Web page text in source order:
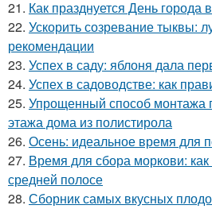
21. Как празднуется День города
22. Ускорить созревание тыквы:
рекомендации
23. Успех в саду: яблоня дала
24. Успех в садоводстве: как
25. Упрощенный способ монтажа
этажа дома из полистирола
26. Осень: идеальное время для
27. Время для сбора моркови:
средней полосе
28. Сборник самых вкусных